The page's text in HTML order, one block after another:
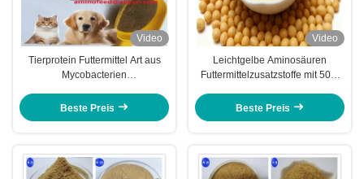
Video
Tierprotein Futtermittel Art aus
Mycobacterien
Rohprotein über 70%
Beste Preis
Video
Leichtgelbe Aminosäuren
Futtermittelzusatzstoffe mit 50%
Säurelöslichem Proteingehalt für
verschiedene Futtermittel
Beste Preis